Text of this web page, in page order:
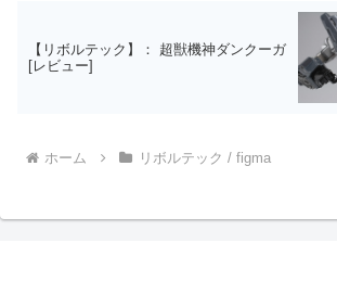
【リボルテック】： 超獣機神ダンクーガ
[レビュー]
ホーム リボルテック / figma